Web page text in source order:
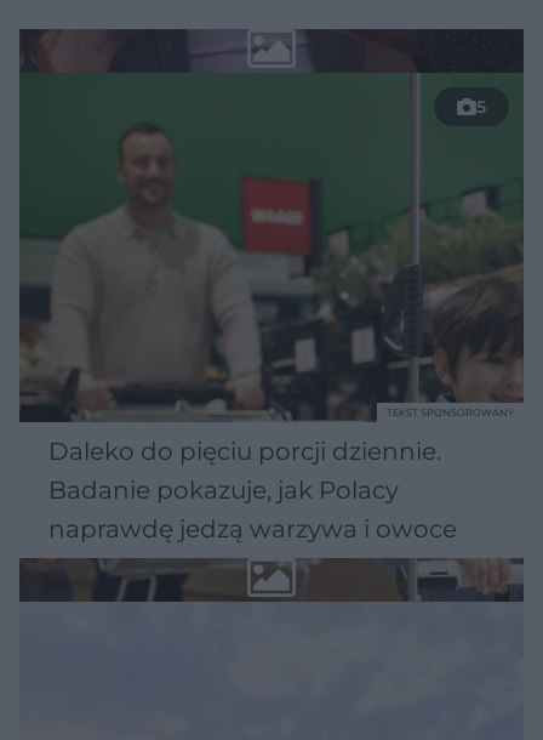
5
Daleko do pięciu porcji dziennie.
Badanie pokazuje, jak Polacy
naprawdę jedzą warzywa i owoce
TEKST SPONSOROWANY